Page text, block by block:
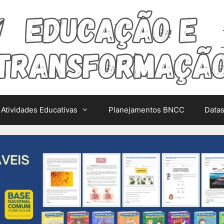
Atividades Educativas Planejamentos BNCC